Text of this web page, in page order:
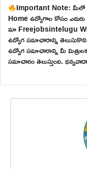
Important Note: మీలో
Home ఉద్యోగాల కోసం
మా Freejobsintelugu
ఉద్యోగ సమాచారాన్ని తెలుసుకొని
ఉద్యోగ సమాచారాన్ని మీ
సమాచారం తెలుస్తుంది.